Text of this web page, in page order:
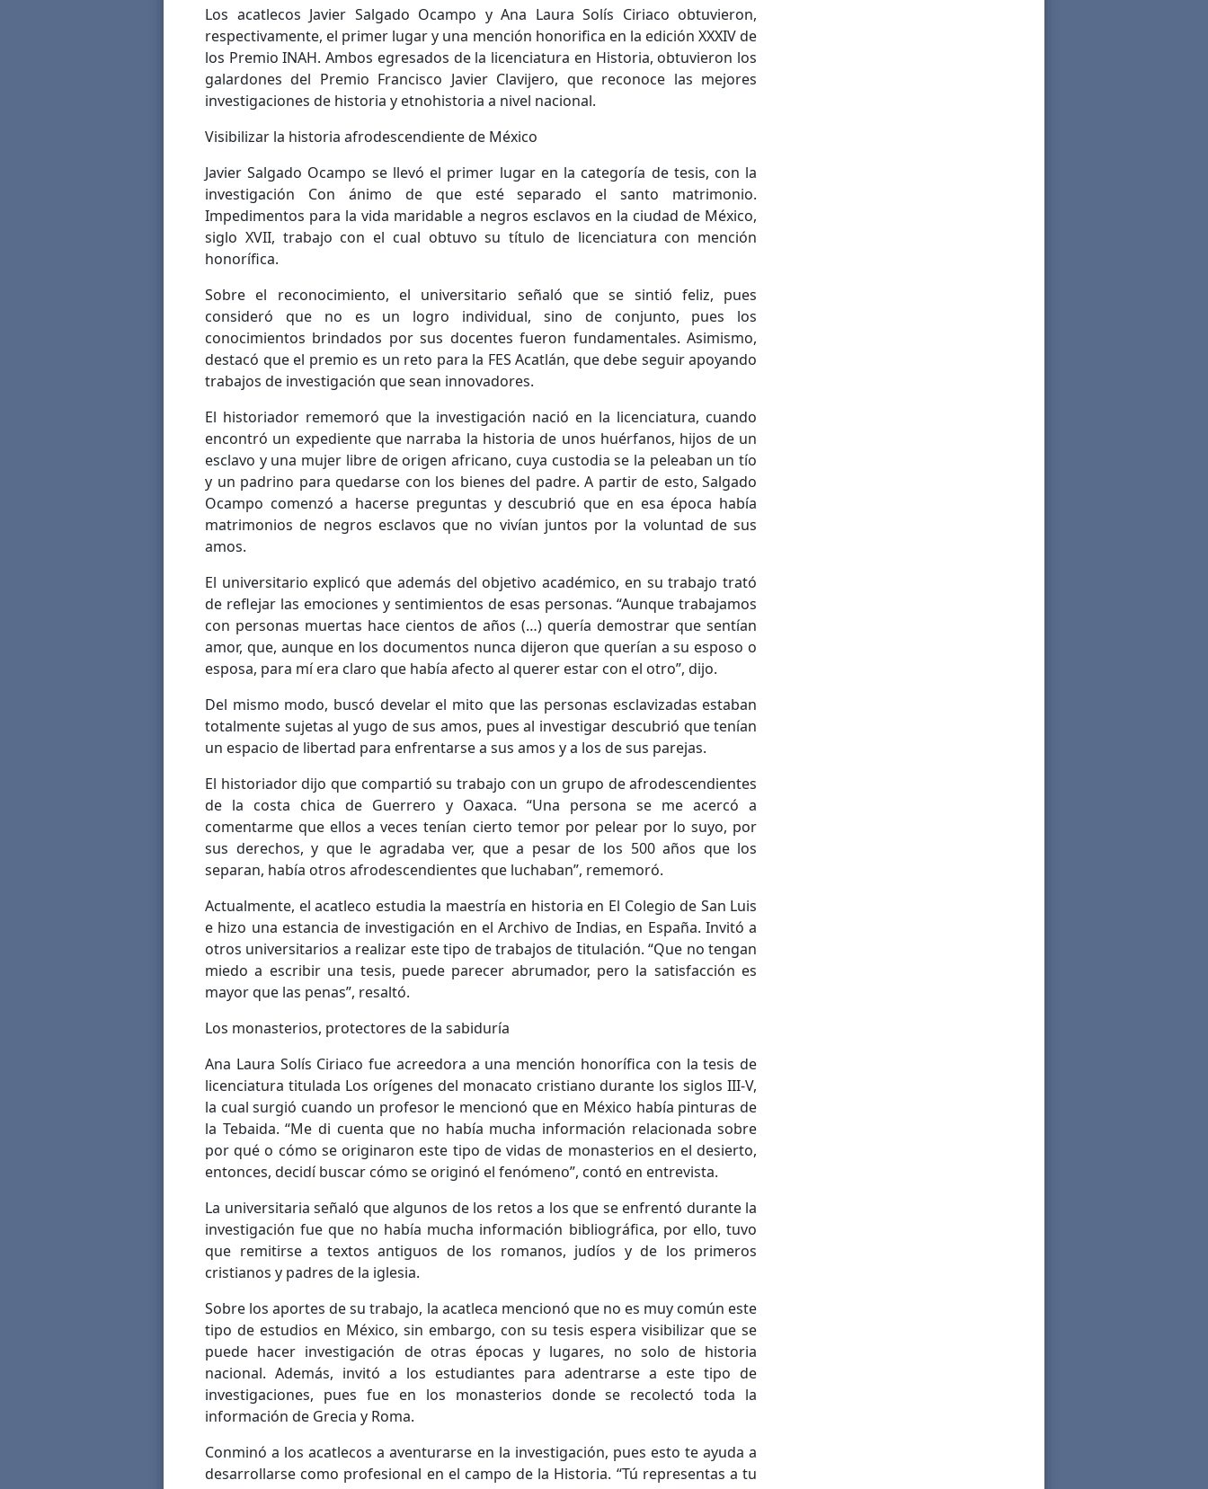
Los acatlecos Javier Salgado Ocampo y Ana Laura Solís Ciriaco obtuvieron,
respectivamente, el primer lugar y una mención honorifica en la edición XXXIV de
los Premio INAH. Ambos egresados de la licenciatura en Historia, obtuvieron los
galardones del Premio Francisco Javier Clavijero, que reconoce las mejores
investigaciones de historia y etnohistoria a nivel nacional.
Visibilizar la historia afrodescendiente de México
Javier Salgado Ocampo se llevó el primer lugar en la categoría de tesis, con la
investigación Con ánimo de que esté separado el santo matrimonio.
Impedimentos para la vida maridable a negros esclavos en la ciudad de México,
siglo XVII, trabajo con el cual obtuvo su título de licenciatura con mención
honorífica.
Sobre el reconocimiento, el universitario señaló que se sintió feliz, pues
consideró que no es un logro individual, sino de conjunto, pues los
conocimientos brindados por sus docentes fueron fundamentales. Asimismo,
destacó que el premio es un reto para la FES Acatlán, que debe seguir apoyando
trabajos de investigación que sean innovadores.
El historiador rememoró que la investigación nació en la licenciatura, cuando
encontró un expediente que narraba la historia de unos huérfanos, hijos de un
esclavo y una mujer libre de origen africano, cuya custodia se la peleaban un tío
y un padrino para quedarse con los bienes del padre. A partir de esto, Salgado
Ocampo comenzó a hacerse preguntas y descubrió que en esa época había
matrimonios de negros esclavos que no vivían juntos por la voluntad de sus
amos.
El universitario explicó que además del objetivo académico, en su trabajo trató
de reflejar las emociones y sentimientos de esas personas. “Aunque trabajamos
con personas muertas hace cientos de años (…) quería demostrar que sentían
amor, que, aunque en los documentos nunca dijeron que querían a su esposo o
esposa, para mí era claro que había afecto al querer estar con el otro”, dijo.
Del mismo modo, buscó develar el mito que las personas esclavizadas estaban
totalmente sujetas al yugo de sus amos, pues al investigar descubrió que tenían
un espacio de libertad para enfrentarse a sus amos y a los de sus parejas.
El historiador dijo que compartió su trabajo con un grupo de afrodescendientes
de la costa chica de Guerrero y Oaxaca. “Una persona se me acercó a
comentarme que ellos a veces tenían cierto temor por pelear por lo suyo, por
sus derechos, y que le agradaba ver, que a pesar de los 500 años que los
separan, había otros afrodescendientes que luchaban”, rememoró.
Actualmente, el acatleco estudia la maestría en historia en El Colegio de San Luis
e hizo una estancia de investigación en el Archivo de Indias, en España. Invitó a
otros universitarios a realizar este tipo de trabajos de titulación. “Que no tengan
miedo a escribir una tesis, puede parecer abrumador, pero la satisfacción es
mayor que las penas”, resaltó.
Los monasterios, protectores de la sabiduría
Ana Laura Solís Ciriaco fue acreedora a una mención honorífica con la tesis de
licenciatura titulada Los orígenes del monacato cristiano durante los siglos III-V,
la cual surgió cuando un profesor le mencionó que en México había pinturas de
la Tebaida. “Me di cuenta que no había mucha información relacionada sobre
por qué o cómo se originaron este tipo de vidas de monasterios en el desierto,
entonces, decidí buscar cómo se originó el fenómeno”, contó en entrevista.
La universitaria señaló que algunos de los retos a los que se enfrentó durante la
investigación fue que no había mucha información bibliográfica, por ello, tuvo
que remitirse a textos antiguos de los romanos, judíos y de los primeros
cristianos y padres de la iglesia.
Sobre los aportes de su trabajo, la acatleca mencionó que no es muy común este
tipo de estudios en México, sin embargo, con su tesis espera visibilizar que se
puede hacer investigación de otras épocas y lugares, no solo de historia
nacional. Además, invitó a los estudiantes para adentrarse a este tipo de
investigaciones, pues fue en los monasterios donde se recolectó toda la
información de Grecia y Roma.
Conminó a los acatlecos a aventurarse en la investigación, pues esto te ayuda a
desarrollarse como profesional en el campo de la Historia. “Tú representas a tu